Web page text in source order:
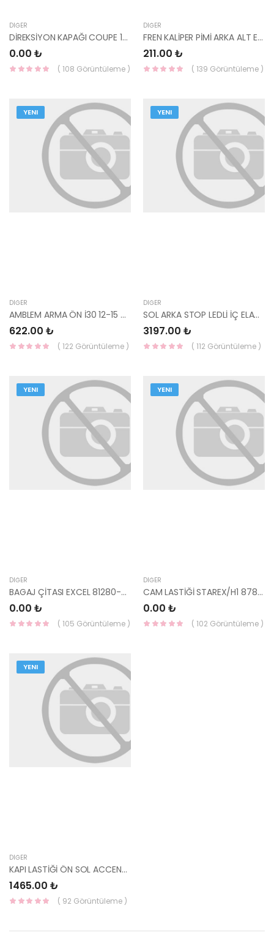
DIĞER
DİREKSİYON KAPAĞI COUPE 1997-2001 84852-27100-HMC
0.00 ₺
( 108 Görüntüleme )
DIĞER
FREN KALİPER PİMİ ARKA ALT ELANTRA 11-/GETZ/İ10/İ20 58222-4D500-KORE
211.00 ₺
( 139 Görüntüleme )
YENI
DIĞER
AMBLEM ARMA ÖN İ30 12-15 86353-A5010-HMC
622.00 ₺
( 122 Görüntüleme )
YENI
DIĞER
SOL ARKA STOP LEDLİ İÇ ELANTRA 2016- 92403-F2100 YS
3197.00 ₺
( 112 Görüntüleme )
YENI
DIĞER
BAGAJ ÇİTASI EXCEL 81280-24000-HMC
0.00 ₺
( 105 Görüntüleme )
YENI
DIĞER
CAM LASTİĞİ STAREX/H1 87846-4A000-HMC
0.00 ₺
( 102 Görüntüleme )
YENI
DIĞER
KAPI LASTİĞİ ÖN SOL ACCENT 95-00 82130-22000-HMC
1465.00 ₺
( 92 Görüntüleme )